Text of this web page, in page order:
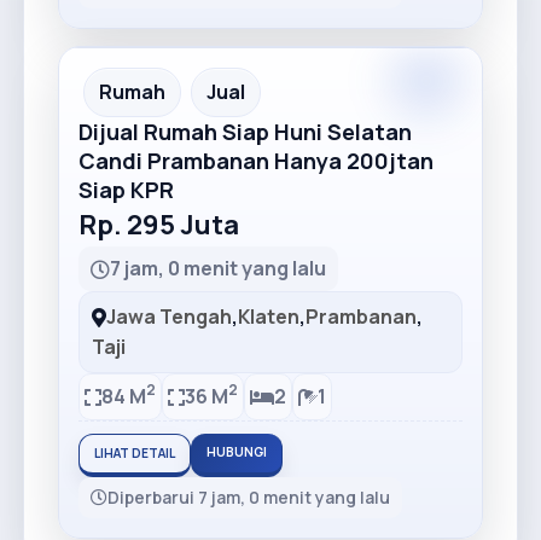
Rumah Jual
Dijual Rumah Siap Huni Selatan
Candi Prambanan Hanya 200jtan
Siap KPR
Rp. 295 Juta
7 jam, 0 menit yang lalu
Jawa Tengah,Klaten,Prambanan,
Taji
84 M2 36 M2 2 1
LIHAT DETAIL HUBUNGI
Diperbarui 7 jam, 0 menit yang lalu